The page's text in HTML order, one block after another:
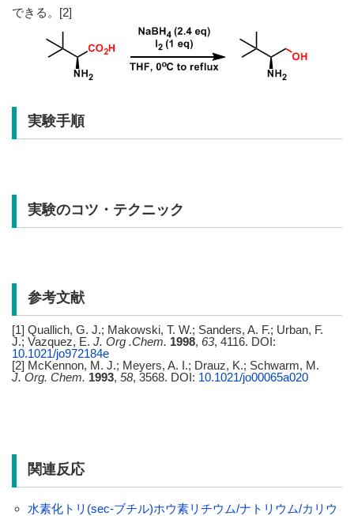
できる。[2]
実験手順
実験のコツ・テクニック
参考文献
[1] Quallich, G. J.; Makowski, T. W.; Sanders, A. F.; Urban, F.
J.; Vazquez, E. J. Org .Chem. 1998, 63, 4116. DOI:
10.1021/jo972184e
[2] McKennon, M. J.; Meyers, A. I.; Drauz, K.; Schwarm, M.
J. Org. Chem. 1993, 58, 3568. DOI: 10.1021/jo00065a020
関連反応
水素化トリ(sec-ブチル)ホウ素リチウム/ナトリウム/カリウ